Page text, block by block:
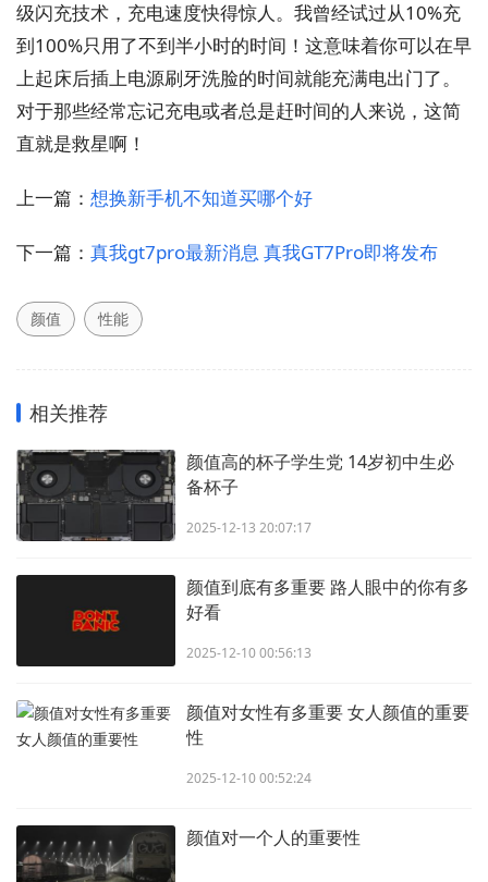
级闪充技术，充电速度快得惊人。我曾经试过从10%充
到100%只用了不到半小时的时间！这意味着你可以在早
上起床后插上电源刷牙洗脸的时间就能充满电出门了。
对于那些经常忘记充电或者总是赶时间的人来说，这简
直就是救星啊！
上一篇： 想换新手机不知道买哪个好
下一篇： 真我gt7pro最新消息 真我GT7Pro即将发布
颜值 性能
相关推荐
颜值高的杯子学生党 14岁初中生必
备杯子
2025-12-13 20:07:17
颜值到底有多重要 路人眼中的你有多
好看
2025-12-10 00:56:13
颜值对女性有多重要 女人颜值的重要
性
2025-12-10 00:52:24
颜值对一个人的重要性